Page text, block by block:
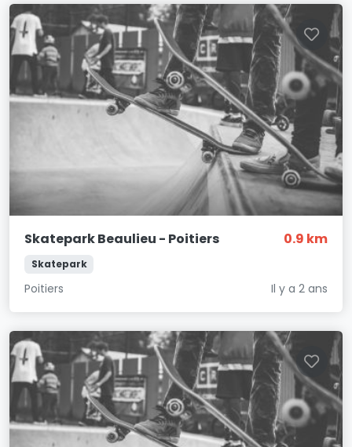
Skatepark Beaulieu - Poitiers 0.9 km
Skatepark
Poitiers Il y a 2 ans